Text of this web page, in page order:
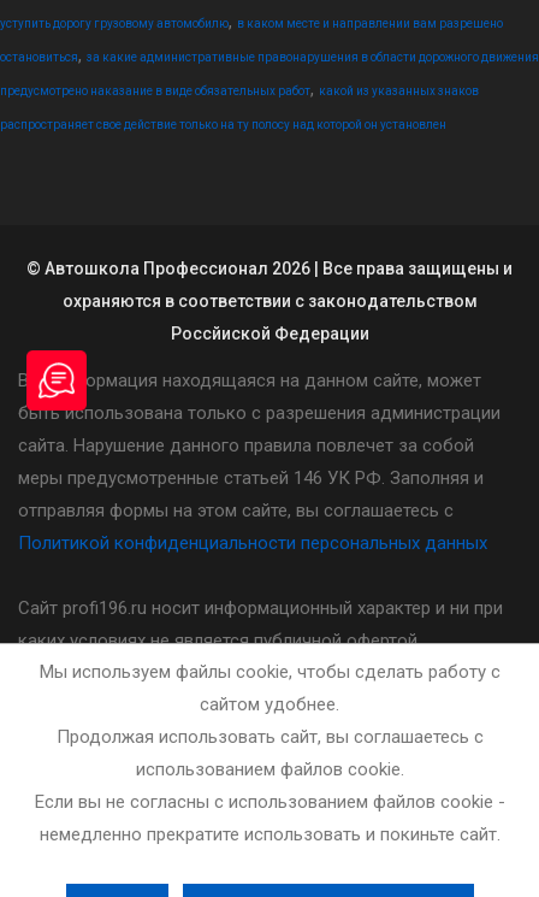
уступить дорогу грузовому автомобилю, в каком месте и направлении вам разрешено
остановиться, за какие административные правонарушения в области дорожного движения
предусмотрено наказание в виде обязательных работ, какой из указанных знаков
распространяет свое действие только на ту полосу над которой он установлен
© Автошкола Профессионал 2026 | Все права защищены и
охраняются в соответствии с законодательством
Россйиской Федерации
Вся информация находящаяся на данном сайте, может
быть использована только с разрешения администрации
сайта. Нарушение данного правила повлечет за собой
меры предусмотренные статьей 146 УК РФ. Заполняя и
отправляя формы на этом сайте, вы соглашаетесь с
Политикой конфиденциальности персональных данных
Сайт profi196.ru носит информационный характер и ни при
каких условиях не является публичной офертой,
определяемой положениями статьи 437(2) Гражданского
кодекса Российской Федерации. Стоимость, порядок и
другие условия предоставления услуг указанных на сайте
необходимо уточнять у администратора автошколы.
Разработка и сопровождение сайта - bleaksoft.ru
Мы используем файлы cookie, чтобы сделать работу с
сайтом удобнее.
Продолжая использовать сайт, вы соглашаетесь с
использованием файлов cookie.
Если вы не согласны с использованием файлов cookie -
немедленно прекратите использовать и покиньте сайт.